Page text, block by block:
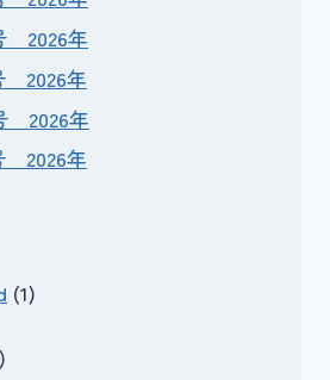
2026年
2026年
2026年
2026年
(1)